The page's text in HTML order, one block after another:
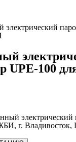
UPE-100
электрический
г.